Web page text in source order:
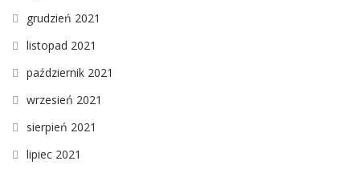
grudzień 2021
listopad 2021
październik 2021
wrzesień 2021
sierpień 2021
lipiec 2021